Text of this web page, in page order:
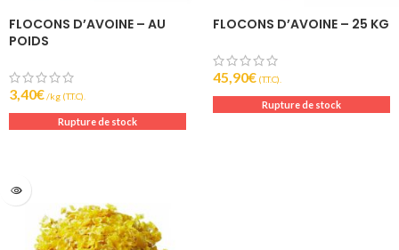
FLOCONS D’AVOINE – AU
POIDS
3,40€ (T.T.C).
Rupture de stock
FLOCONS D’AVOINE – 25 KG
45,90€ (T.T.C).
Rupture de stock